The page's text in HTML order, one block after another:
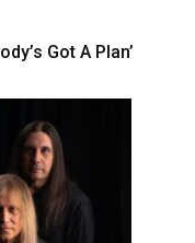
Got A Plan’